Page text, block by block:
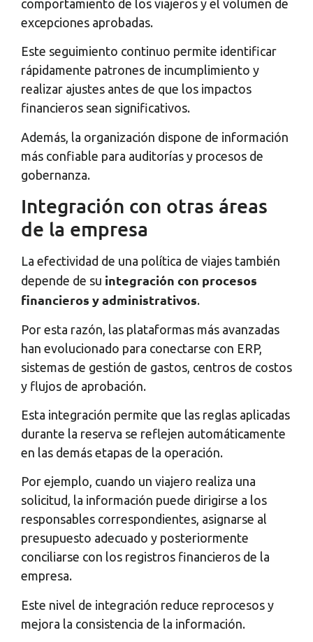
comportamiento de los viajeros y el volumen de
excepciones aprobadas.
Este seguimiento continuo permite identificar
rápidamente patrones de incumplimiento y
realizar ajustes antes de que los impactos
financieros sean significativos.
Además, la organización dispone de información
más confiable para auditorías y procesos de
gobernanza.
Integración con otras áreas
de la empresa
La efectividad de una política de viajes también
depende de su integración con procesos
financieros y administrativos.
Por esta razón, las plataformas más avanzadas
han evolucionado para conectarse con ERP,
sistemas de gestión de gastos, centros de costos
y flujos de aprobación.
Esta integración permite que las reglas aplicadas
durante la reserva se reflejen automáticamente
en las demás etapas de la operación.
Por ejemplo, cuando un viajero realiza una
solicitud, la información puede dirigirse a los
responsables correspondientes, asignarse al
presupuesto adecuado y posteriormente
conciliarse con los registros financieros de la
empresa.
Este nivel de integración reduce reprocesos y
mejora la consistencia de la información.